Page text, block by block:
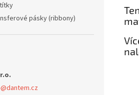
pásky (ribbony)
@dantem.cz